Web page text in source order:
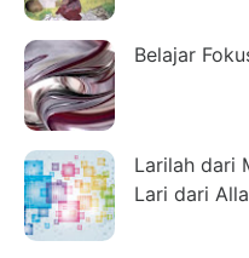
Belajar
Larilah dari
Lari dari